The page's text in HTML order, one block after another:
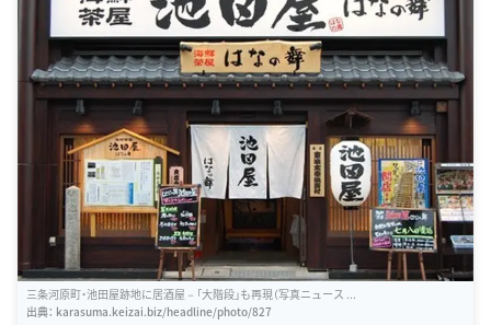
三条河原町・池田屋跡地に居酒屋－「大階段」も再現（写真ニュース ...
出典： karasuma.keizai.biz/headline/photo/827